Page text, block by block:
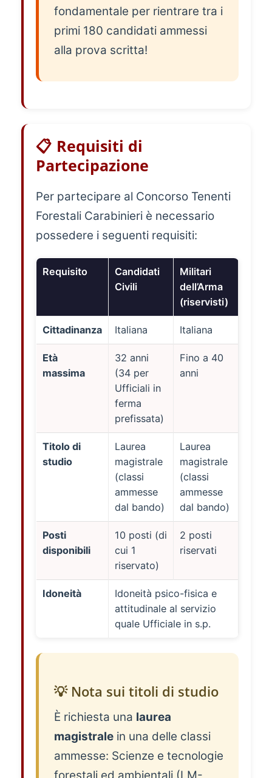
fondamentale per rientrare tra i
primi 180 candidati ammessi
alla prova scritta!
📋 Requisiti di
Partecipazione
Per partecipare al Concorso Tenenti
Forestali Carabinieri è necessario
possedere i seguenti requisiti:
Requisito
Candidati
Civili
Militari
dell’Arma
(riservisti)
Cittadinanza Italiana Italiana
Età
massima
32 anni
(34 per
Ufficiali in
ferma
prefissata)
Fino a 40
anni
Titolo di
studio
Laurea
magistrale
(classi
ammesse
dal bando)
Laurea
magistrale
(classi
ammesse
dal bando)
Posti
disponibili
10 posti (di
cui 1
riservato)
2 posti
riservati
Idoneità
Idoneità psico-fisica e
attitudinale al servizio
quale Ufficiale in s.p.
💡 Nota sui titoli di studio
È richiesta una laurea
magistrale in una delle classi
ammesse: Scienze e tecnologie